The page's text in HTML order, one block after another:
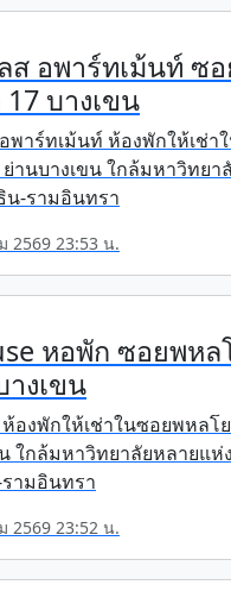
ส อพาร์ทเม้นท์ ซ
บางเขน
พาร์ทเม้นท์ ห้องพักให้เช่
านบางเขน ใกล้มหาวิทยา
น-รามอินทรา
2569 23:53 น.
หอพัก ซอยพหล
างเขน
ห้องพักให้เช่าในซอยพหลโ
ใกล้มหาวิทยาลัยหลายแห่
ามอินทรา
2569 23:52 น.